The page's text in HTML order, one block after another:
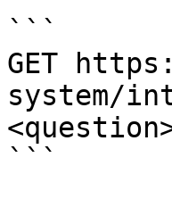
```
GET
system/
```